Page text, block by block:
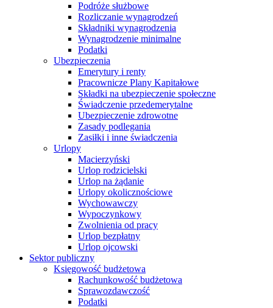
Podróże służbowe
Rozliczanie wynagrodzeń
Składniki wynagrodzenia
Wynagrodzenie minimalne
Podatki
Ubezpieczenia
Emerytury i renty
Pracownicze Plany Kapitałowe
Składki na ubezpieczenie społeczne
Świadczenie przedemerytalne
Ubezpieczenie zdrowotne
Zasady podlegania
Zasiłki i inne świadczenia
Urlopy
Macierzyński
Urlop rodzicielski
Urlop na żądanie
Urlopy okolicznościowe
Wychowawczy
Wypoczynkowy
Zwolnienia od pracy
Urlop bezpłatny
Urlop ojcowski
Sektor publiczny
Księgowość budżetowa
Rachunkowość budżetowa
Sprawozdawczość
Podatki